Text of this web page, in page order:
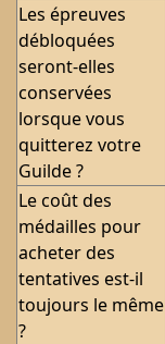
Les épreuves
débloquées
seront-elles
conservées
lorsque vous
quitterez votre
Guilde ?
Le coût des
médailles pour
acheter des
tentatives est-il
toujours le même
?